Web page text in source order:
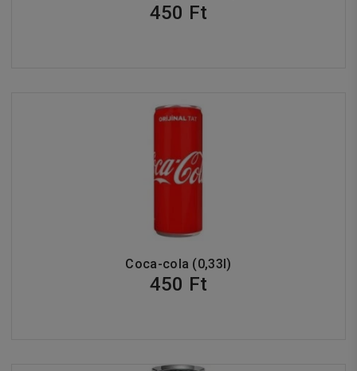
450 Ft
Coca-cola (0,33l)
450 Ft